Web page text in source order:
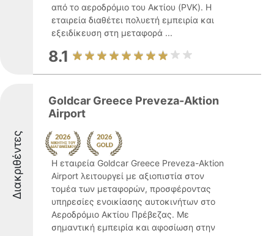
από το αεροδρόμιο του Ακτίου (PVK). Η
εταιρεία διαθέτει πολυετή εμπειρία και
εξειδίκευση στη μεταφορά ...
8.1
Διακριθέντες
Goldcar Greece Preveza-Aktion
Airport
Η εταιρεία Goldcar Greece Preveza-Aktion
Airport λειτουργεί με αξιοπιστία στον
τομέα των μεταφορών, προσφέροντας
υπηρεσίες ενοικίασης αυτοκινήτων στο
Αεροδρόμιο Ακτίου Πρέβεζας. Με
σημαντική εμπειρία και αφοσίωση στην